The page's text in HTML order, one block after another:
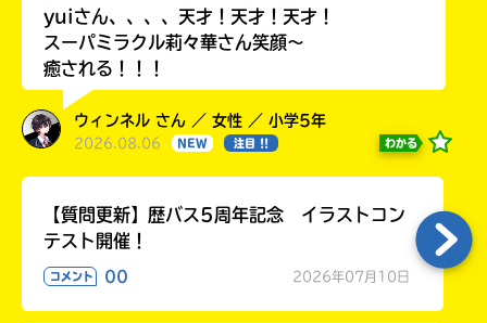
yuiさん、、、、天才！天才！天才！
スーパミラクル莉々華さん笑顔〜
癒される！！！
ウィンネル さん ／ 女性 ／ 小学5年
2026.08.06 NEW 注目 !! わかる
【質問更新】歴バス5周年記念 イラストコン
テスト開催！
コメント 00 2026年07月10日